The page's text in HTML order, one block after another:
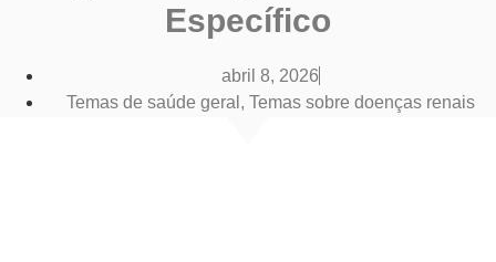
Específico
abril 8, 2026
Temas de saúde geral​ , Temas sobre doenças renais